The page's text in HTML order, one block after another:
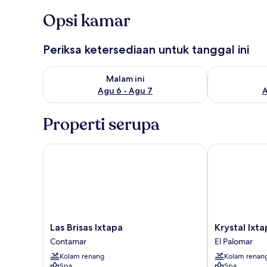
Opsi kamar
Periksa ketersediaan untuk tanggal ini
Malam ini
Agu 6 - Agu 7
Periksa ketersediaan untuk malam ini Agu 6 - Agu 7
Periksa
Properti serupa
Las
Brisas
Ixtapa
Contamar
Las Brisas Ixtapa
Contamar
Kolam renang
Las Brisas Ixtapa
Krystal
Ixtapa
All
Inclusive
Krystal
El Palomar
Kolam
Krystal Ixtapa